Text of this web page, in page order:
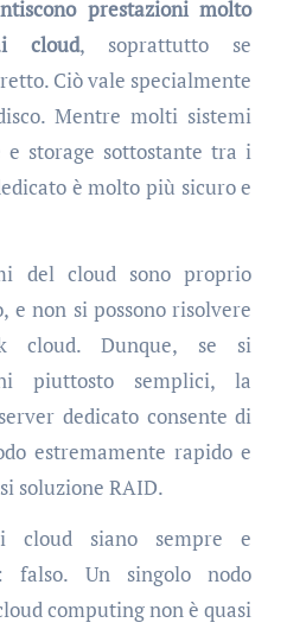
prestazioni molto
cloud, soprattutto se
Ciò vale specialmente
Mentre molti sistemi
e storage sottostante tra i
è molto più sicuro e
del cloud sono proprio
e non si possono risolvere
cloud. Dunque, se si
piuttosto semplici, la
dedicato consente di
estremamente rapido e
soluzione RAID.
cloud siano sempre e
falso. Un singolo nodo
computing non è quasi